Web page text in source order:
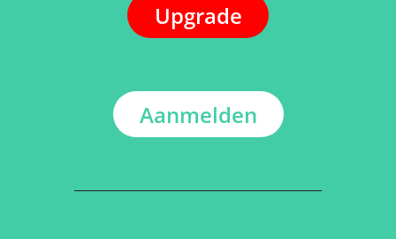
Upgrade
Aanmelden